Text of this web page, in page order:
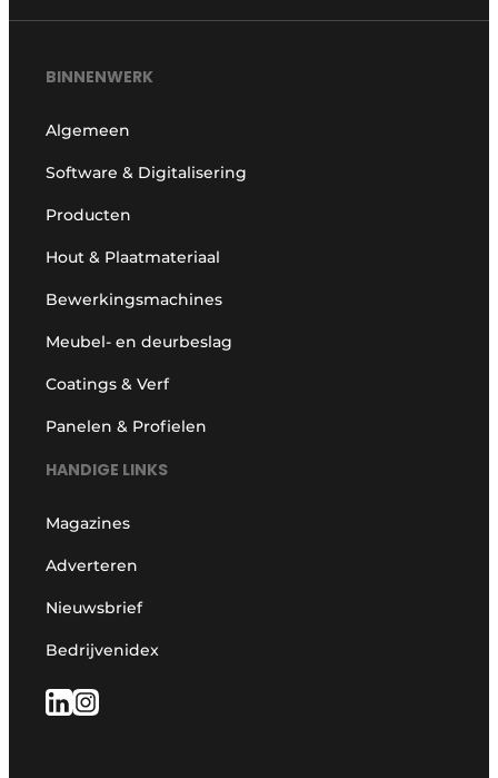
BINNENWERK
Algemeen
Software & Digitalisering
Producten
Hout & Plaatmateriaal
Bewerkingsmachines
Meubel- en deurbeslag
Coatings & Verf
Panelen & Profielen
HANDIGE LINKS
Magazines
Adverteren
Nieuwsbrief
Bedrijvenidex